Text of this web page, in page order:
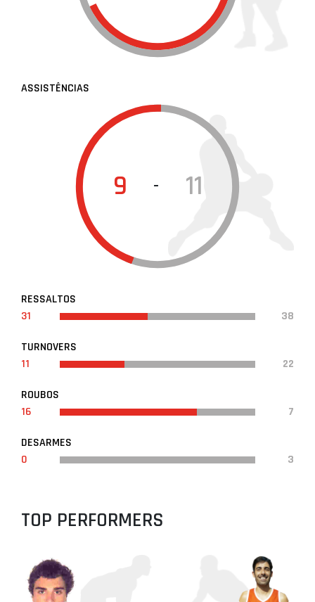
ASSISTÊNCIAS
9 - 11
RESSALTOS
31
38
TURNOVERS
11
22
ROUBOS
16
7
DESARMES
0
3
TOP PERFORMERS